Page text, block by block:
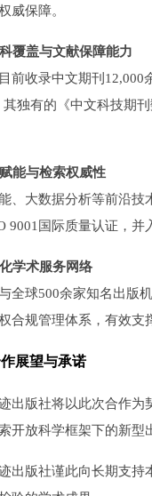
威保障。
覆盖与文献保障能力‌
前收录中文期刊12,000
其独有的《中文科技期
能与检索权威性
、大数据分析等前沿技
9001国际质量认证，并
学术服务网络
全球500余家知名出版
合规管理体系，有效支
展望与承诺
出版社将以此次合作为
开放科学框架下的新型
出版社谨此向长期支持